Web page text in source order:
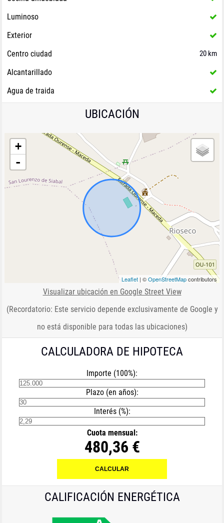
Luminoso
Exterior
Centro ciudad
20 km
Alcantarillado
Agua de traida
UBICACIÓN
+
-
Leaflet | ©OpenStreetMapcontributors
Visualizar ubicación en Google Street View
(Recordatorio: Este servicio depende exclusivamente de Google y
no está disponible para todas las ubicaciones)
CALCULADORA DE HIPOTECA
Importe (100%):
Plazo (en años):
Interés (%):
Cuota mensual:
480,36 €
CALIFICACIÓN ENERGÉTICA